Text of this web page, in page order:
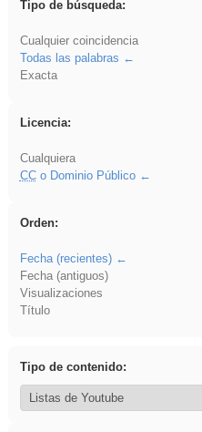
Tipo de búsqueda:
Cualquier coincidencia
Todas las palabras
Exacta
Licencia:
Cualquiera
CCo Dominio Público
Orden:
Fecha (recientes)
Fecha (antiguos)
Visualizaciones
Título
Tipo de contenido: